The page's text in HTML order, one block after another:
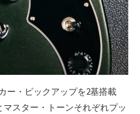
ー・ピックアップを2基搭載
スター・トーンそれぞれプッ